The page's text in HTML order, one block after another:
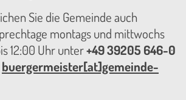
Sie die Gemeinde auch
montags und mittwochs
12:00 Uhr unter+49 39205 646-0
buergermeister[at]gemeinde-